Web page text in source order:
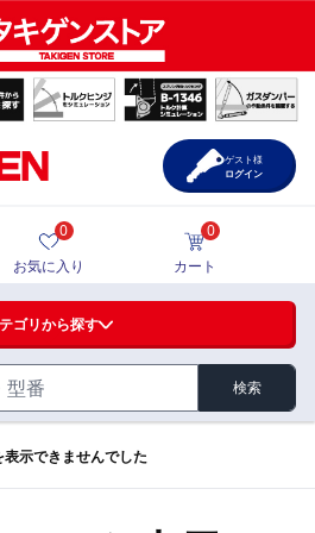
・つまみ・周辺機器
周辺機器
ゴリから探す
検索
0
お気に入り
0
カート
ゲスト様
ログイン
示できませんでした